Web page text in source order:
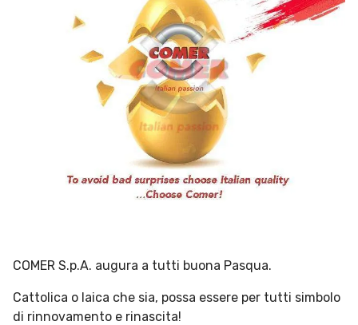
COMER S.p.A. augura a tutti buona Pasqua.
Cattolica o laica che sia, possa essere per tutti simbolo
di rinnovamento e rinascita!